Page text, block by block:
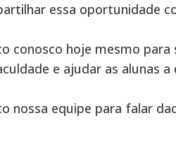
essa oportunidade
conosco hoje mesmo
e ajudar as alunas
nossa equipe para falar